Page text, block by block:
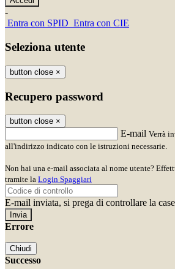
-
Entra con SPID Entra con CIE
Seleziona utente
button close ×
Recupero password
button close ×
E-mail Verrà
all'indirizzo indicato con le istruzioni necessarie.
Non hai una e-mail associata al nome utente?
tramite la Login Spaggiari
E-mail inviata, si prega di controllare la
Errore
Chiudi
Successo